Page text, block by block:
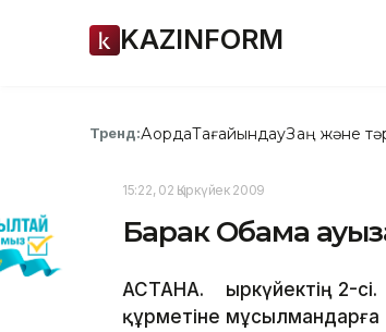
KAZINFORM
Тренд:АқордаТағайындауЗаң және
15:22, 02 Қыркүйек 2009
Барак Обама
АСТАНА. Қыркүйектің 2-
құрметіне